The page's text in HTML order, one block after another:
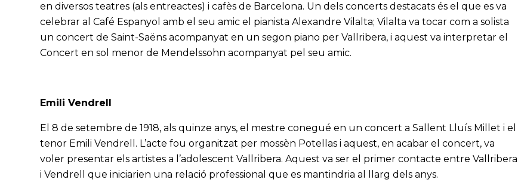
en diversos teatres (als entreactes) i cafès de Barcelona. Un dels concerts destacats és el que es va
celebrar al Café Espanyol amb el seu amic el pianista Alexandre Vilalta; Vilalta va tocar com a solista
un concert de Saint-Saëns acompanyat en un segon piano per Vallribera, i aquest va interpretar el
Concert en sol menor de Mendelssohn acompanyat pel seu amic.
Emili Vendrell
El 8 de setembre de 1918, als quinze anys, el mestre conegué en un concert a Sallent Lluís Millet i el
tenor Emili Vendrell. L’acte fou organitzat per mossèn Potellas i aquest, en acabar el concert, va
voler presentar els artistes a l’adolescent Vallribera. Aquest va ser el primer contacte entre Vallribera
i Vendrell que iniciarien una relació professional que es mantindria al llarg dels anys.